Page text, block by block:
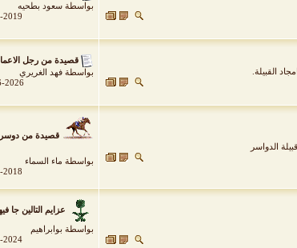
بواسطة سعود بطحيه
2019
القبيلة.
قصيدة من رجل
بواسطة فهد الغريري
2026
الدواسر
قصيدة من
بواسطة ماء السماء
2018
عزايم التالين جا
بواسطة بوابراهيم
2024